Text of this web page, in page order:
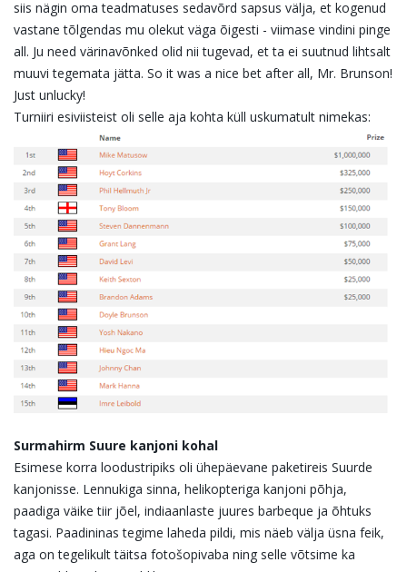
siis nägin oma teadmatuses sedavõrd sapsus välja, et kogenud
vastane tõlgendas mu olekut väga õigesti - viimase vindini pinge
all. Ju need värinavõnked olid nii tugevad, et ta ei suutnud lihtsalt
muuvi tegemata jätta. So it was a nice bet after all, Mr. Brunson!
Just unlucky!
Turniiri esiviisteist oli selle aja kohta küll uskumatult nimekas:
Surmahirm Suure kanjoni kohal
Esimese korra loodustripiks oli ühepäevane paketireis Suurde
kanjonisse. Lennukiga sinna, helikopteriga kanjoni põhja,
paadiga väike tiir jõel, indiaanlaste juures barbeque ja õhtuks
tagasi. Paadininas tegime laheda pildi, mis näeb välja üsna feik,
aga on tegelikult täitsa fotošopivaba ning selle võtsime ka